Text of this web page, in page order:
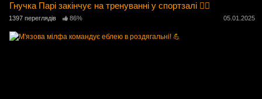
Гнучка Парі закінчує на тренуванні у спортзалі 🏋️‍♀️
1397 переглядів 86% 05.01.2025